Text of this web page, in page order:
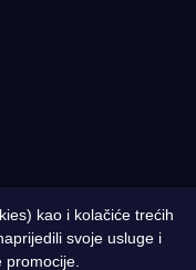
pridržana | Designed by
kao i kolačiće trećih
svoje usluge i